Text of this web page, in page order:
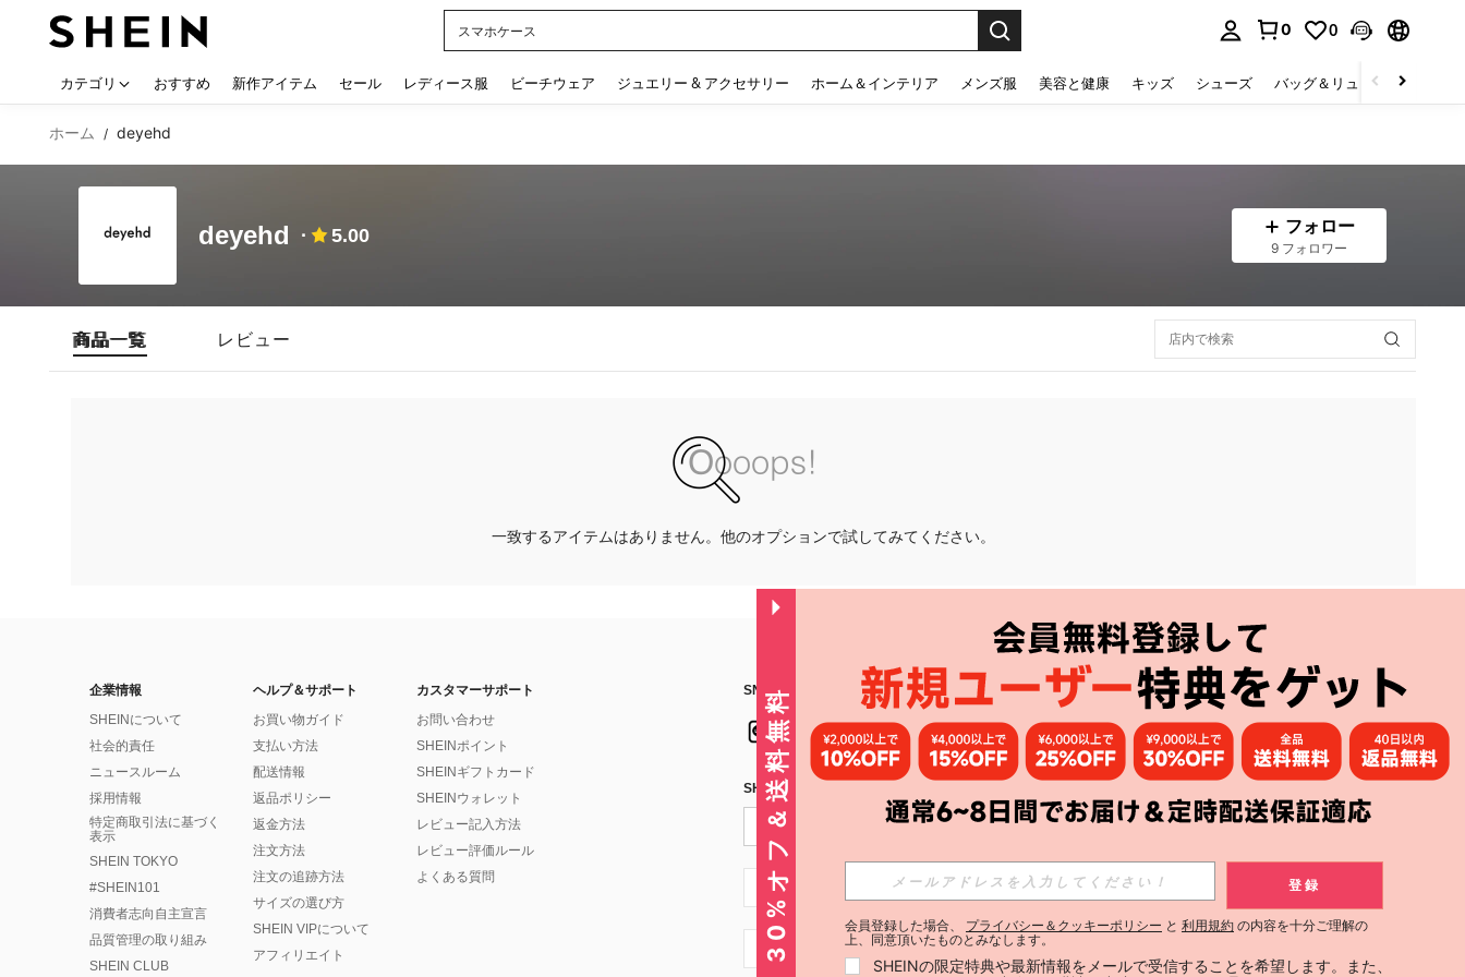
スマホケース
0 0
カテゴリ おすすめ 新作アイテム セール レディース服 ビーチウェア ジュエリー & アクセサリー ホーム＆インテリア メンズ服 美容と健康 キッズ シューズ バッグ＆リュック
ホーム / deyehd
deyehd 5.00 フォロー
9 フォロワー
商品一覧 レビュー
一致するアイテムはありません。他のオプションで試してみてください。
企業情報
SHEINについて
社会的責任
ニュースルーム
採用情報
特定商取引法に基づく
表示
SHEIN TOKYO
#SHEIN101
消費者志向自主宣言
品質管理の取り組み
SHEIN CLUB
ヘルプ＆サポート
お買い物ガイド
支払い方法
配送情報
返品ポリシー
返金方法
注文方法
注文の追跡方法
サイズの選び方
SHEIN VIPについて
アフィリエイト
カスタマーサポート
お問い合わせ
SHEINポイント
SHEINギフトカード
SHEINウォレット
レビュー記入方法
レビュー評価ルール
よくある質問
SNSフォローはこちら： アプリ
SHEIN STYLE NEWSを購読する
購読
JP + 81 登録する
JP + 81
30%オフ＆送料無料 登録
会員登録した場合、 プライバシー＆クッキーポリシー と 利用規約 の内容を十分ご理解の
上、同意頂いたものとみなします。
SHEINの限定特典や最新情報をメールで受信することを希望します。また、